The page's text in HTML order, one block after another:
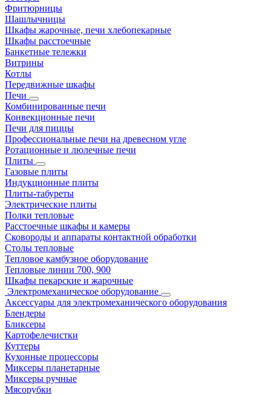
Фритюрницы
Шашлычницы
Шкафы жарочные, печи хлебопекарные
Шкафы расстоечные
Банкетные тележки
Витрины
Котлы
Передвижные шкафы
Печи
Комбинированные печи
Конвекционные печи
Печи для пиццы
Профессиональные печи на древесном угле
Ротационные и люлечные печи
Плиты
Газовые плиты
Индукционные плиты
Плиты-табуреты
Электрические плиты
Полки тепловые
Расстоечные шкафы и камеры
Сковороды и аппараты контактной обработки
Столы тепловые
Тепловое камбузное оборудование
Тепловые линии 700, 900
Шкафы пекарские и жарочные
Электромеханическое оборудование
Аксессуары для электромеханического оборудования
Блендеры
Бликсеры
Картофелечистки
Куттеры
Кухонные процессоры
Миксеры планетарные
Миксеры ручные
Мясорубки